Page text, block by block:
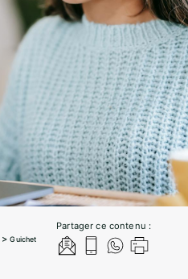
Partager ce contenu :
>Guichet